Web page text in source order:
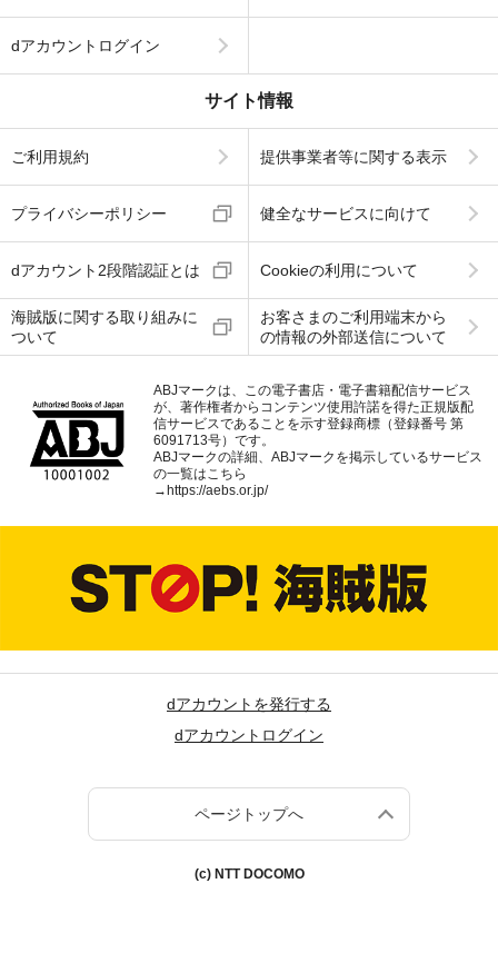
dアカウントログイン
サイト情報
ご利用規約 提供事業者等に関する表示
プライバシーポリシー 健全なサービスに向けて
dアカウント2段階認証とは Cookieの利用について
海賊版に関する取り組みに
ついて
お客さまのご利用端末から
の情報の外部送信について
ABJマークは、この電子書店・電子書籍配信サービス
が、著作権者からコンテンツ使用許諾を得た正規版配
信サービスであることを示す登録商標（登録番号 第
6091713号）です。
ABJマークの詳細、ABJマークを掲示しているサービス
の一覧はこちら
→ https://aebs.or.jp/
dアカウントを発行する
dアカウントログイン
ページトップへ
(c) NTT DOCOMO